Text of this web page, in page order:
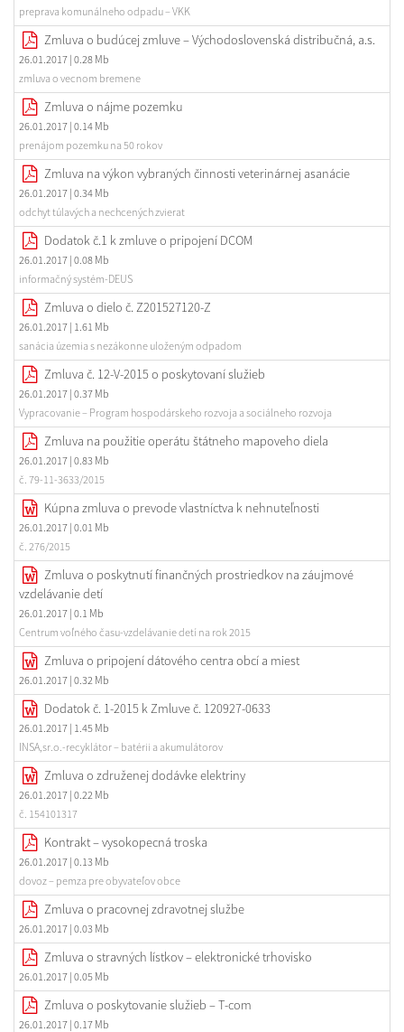
preprava komunálneho odpadu – VKK
Zmluva o budúcej zmluve – Východoslovenská distribučná, a.s.
26.01.2017 | 0.28 Mb
zmluva o vecnom bremene
Zmluva o nájme pozemku
26.01.2017 | 0.14 Mb
prenájom pozemku na 50 rokov
Zmluva na výkon vybraných činnosti veterinárnej asanácie
26.01.2017 | 0.34 Mb
odchyt túlavých a nechcených zvierat
Dodatok č.1 k zmluve o pripojení DCOM
26.01.2017 | 0.08 Mb
informačný systém-DEUS
Zmluva o dielo č. Z201527120-Z
26.01.2017 | 1.61 Mb
sanácia územia s nezákonne uloženým odpadom
Zmluva č. 12-V-2015 o poskytovaní služieb
26.01.2017 | 0.37 Mb
Vypracovanie – Program hospodárskeho rozvoja a sociálneho rozvoja
Zmluva na použitie operátu štátneho mapoveho diela
26.01.2017 | 0.83 Mb
č. 79-11-3633/2015
Kúpna zmluva o prevode vlastníctva k nehnuteľnosti
26.01.2017 | 0.01 Mb
č. 276/2015
Zmluva o poskytnutí finančných prostriedkov na záujmové
vzdelávanie detí
26.01.2017 | 0.1 Mb
Centrum voľného času-vzdelávanie detí na rok 2015
Zmluva o pripojení dátového centra obcí a miest
26.01.2017 | 0.32 Mb
Dodatok č. 1-2015 k Zmluve č. 120927-0633
26.01.2017 | 1.45 Mb
INSA,sr.o.-recyklátor – batérii a akumulátorov
Zmluva o združenej dodávke elektriny
26.01.2017 | 0.22 Mb
č. 154101317
Kontrakt – vysokopecná troska
26.01.2017 | 0.13 Mb
dovoz – pemza pre obyvateľov obce
Zmluva o pracovnej zdravotnej službe
26.01.2017 | 0.03 Mb
Zmluva o stravných lístkov – elektronické trhovisko
26.01.2017 | 0.05 Mb
Zmluva o poskytovanie služieb – T-com
26.01.2017 | 0.17 Mb